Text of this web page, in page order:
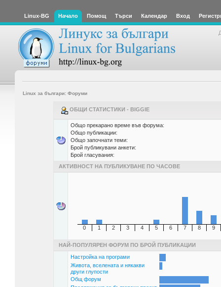
Linux-BG Начало Помощ Търси Календар Вход
Linux за българи: Форуми
ОБЩИ СТАТИСТИКИ - BIGGIE
Общо прекарано време във форума:
Общо публикации:
Общо започнати теми:
Брой публикувани анкети:
Брой гласувания:
АКТИВНОСТ НА ПУБЛИКУВАНЕ ПО ЧАСОВЕ
0 1 2 3 4 5 6 7 8 9
НАЙ-ПОПУЛЯРЕН ФОРУМ ПО БРОЙ ПУБЛИКАЦИИ
Настройка на програми
Живота, вселената и някакви
други глупости
Общ форум